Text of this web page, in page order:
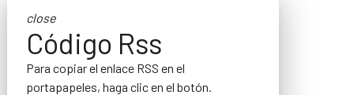
close
Código Rss
Para copiar el enlace RSS en el
portapapeles, haga clic en el botón.